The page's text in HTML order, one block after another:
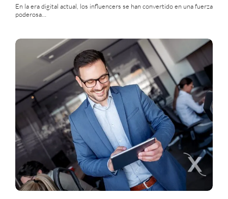
Recursos de Diseño
Seguridad
Testimonios
Ventas
Videos
En la era digital actual, los influencers se han convertido en una fuerza
poderosa…